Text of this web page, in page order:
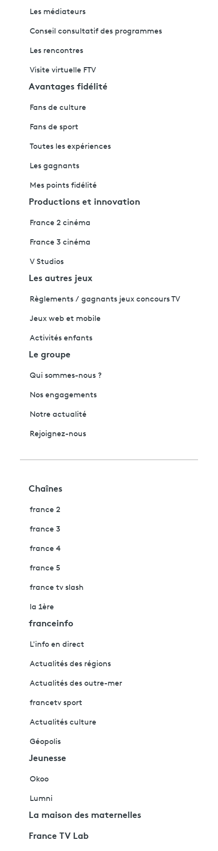
Les médiateurs
Conseil consultatif des programmes
Les rencontres
Visite virtuelle FTV
Avantages fidélité
Fans de culture
Fans de sport
Toutes les expériences
Les gagnants
Mes points fidélité
Productions et innovation
France 2 cinéma
France 3 cinéma
V Studios
Les autres jeux
Règlements / gagnants jeux concours TV
Jeux web et mobile
Activités enfants
Le groupe
Qui sommes-nous ?
Nos engagements
Notre actualité
Rejoignez-nous
Chaînes
france 2
france 3
france 4
france 5
france tv slash
la 1ère
franceinfo
L'info en direct
Actualités des régions
Actualités des outre-mer
francetv sport
Actualités culture
Géopolis
Jeunesse
Okoo
Lumni
La maison des maternelles
France TV Lab